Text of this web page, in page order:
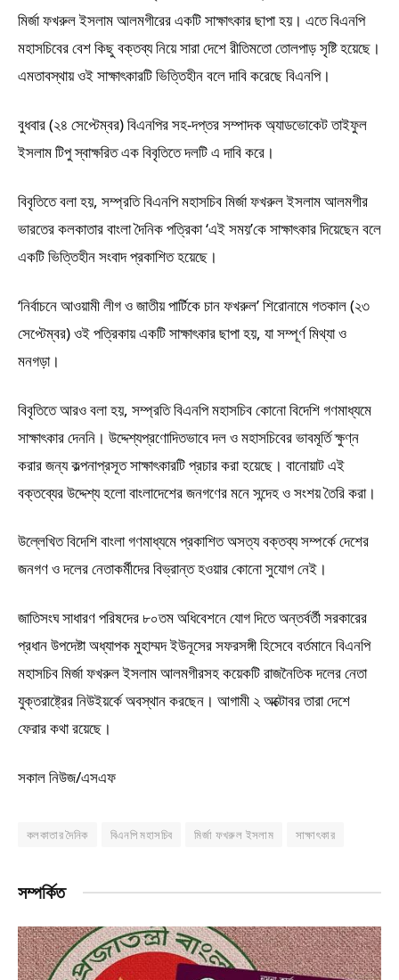
মির্জা ফখরুল ইসলাম আলমগীরের একটি সাক্ষাৎকার ছাপা হয়। এতে বিএনপি
মহাসচিবের বেশ কিছু বক্তব্য নিয়ে সারা দেশে রীতিমতো তোলপাড় সৃষ্টি হয়েছে।
এমতাবস্থায় ওই সাক্ষাৎকারটি ভিত্তিহীন বলে দাবি করেছে বিএনপি।
বুধবার (২৪ সেপ্টেম্বর) বিএনপির সহ-দপ্তর সম্পাদক অ্যাডভোকেট তাইফুল
ইসলাম টিপু স্বাক্ষরিত এক বিবৃতিতে দলটি এ দাবি করে।
বিবৃতিতে বলা হয়, সম্প্রতি বিএনপি মহাসচিব মির্জা ফখরুল ইসলাম আলমগীর
ভারতের কলকাতার বাংলা দৈনিক পত্রিকা ‘এই সময়’কে সাক্ষাৎকার দিয়েছেন বলে
একটি ভিত্তিহীন সংবাদ প্রকাশিত হয়েছে।
‘নির্বাচনে আওয়ামী লীগ ও জাতীয় পার্টিকে চান ফখরুল’ শিরোনামে গতকাল (২৩
সেপ্টেম্বর) ওই পত্রিকায় একটি সাক্ষাৎকার ছাপা হয়, যা সম্পূর্ণ মিথ্যা ও
মনগড়া।
বিবৃতিতে আরও বলা হয়, সম্প্রতি বিএনপি মহাসচিব কোনো বিদেশি গণমাধ্যমে
সাক্ষাৎকার দেননি। উদ্দেশ্যপ্রণোদিতভাবে দল ও মহাসচিবের ভাবমূর্তি ক্ষুণ্ন
করার জন্য কল্পনাপ্রসূত সাক্ষাৎকারটি প্রচার করা হয়েছে। বানোয়াট এই
বক্তব্যের উদ্দেশ্য হলো বাংলাদেশের জনগণের মনে সন্দেহ ও সংশয় তৈরি করা।
উল্লেখিত বিদেশি বাংলা গণমাধ্যমে প্রকাশিত অসত্য বক্তব্য সম্পর্কে দেশের
জনগণ ও দলের নেতাকর্মীদের বিভ্রান্ত হওয়ার কোনো সুযোগ নেই।
জাতিসংঘ সাধারণ পরিষদের ৮০তম অধিবেশনে যোগ দিতে অন্তর্বর্তী সরকারের
প্রধান উপদেষ্টা অধ্যাপক মুহাম্মদ ইউনূসের সফরসঙ্গী হিসেবে বর্তমানে বিএনপি
মহাসচিব মির্জা ফখরুল ইসলাম আলমগীরসহ কয়েকটি রাজনৈতিক দলের নেতা
যুক্তরাষ্ট্রের নিউইয়র্কে অবস্থান করছেন। আগামী ২ অক্টোবর তারা দেশে
ফেরার কথা রয়েছে।
সকাল নিউজ/এসএফ
কলকাতার দৈনিক বিএনপি মহাসচিব মির্জা ফখরুল ইসলাম সাক্ষাৎকার
সম্পর্কিত